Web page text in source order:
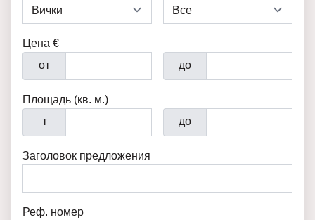
Цена €
от
до
Площадь (кв. м.)
т
до
Заголовок предложения
Реф. номер